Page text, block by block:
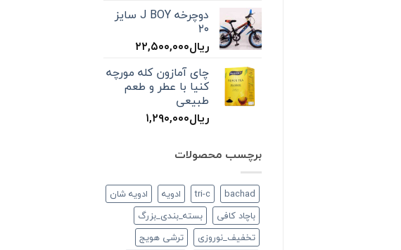
دوچرخه J BOY سایز
۲۰
ریال۲۲,۵۰۰,۰۰۰
چای آمازون کله مورچه
کنیا با عطر و طعم
طبیعی
ریال۱,۲۹۰,۰۰۰
برچسب محصولات
bachad
tri-c ادویه
ادویه شان
باچاد کافی
بسته_بندی_بزرگ
تخفیف_نوروزی
ترشی هویج